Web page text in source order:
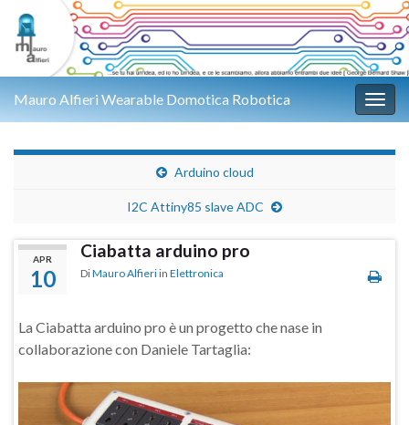
Mauro Alfieri Wearable Domotica Robotica
Arduino cloud
I2C Attiny85 slave ADC
APR
10
Ciabatta arduino pro
DiMauro Alfieri in Elettronica
La Ciabatta arduino pro è un progetto che nase in
collaborazione con Daniele Tartaglia: